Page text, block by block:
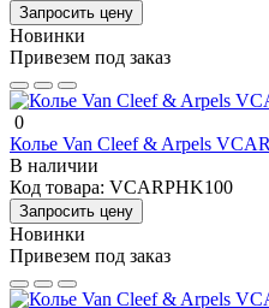
Запросить цену
Новинки
Привезем под заказ
0
Колье Van Cleef & Arpels
В наличии
Код товара: VCARPHK100
Запросить цену
Новинки
Привезем под заказ